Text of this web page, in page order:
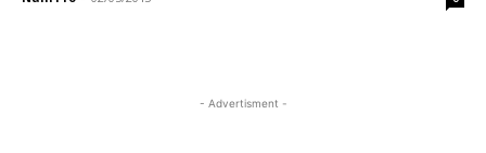
- Advertisment -